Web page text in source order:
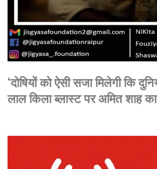
‘दोषियों को ऐसी सजा मिलेगी कि
लाल किला ब्लास्ट पर अमित शाह